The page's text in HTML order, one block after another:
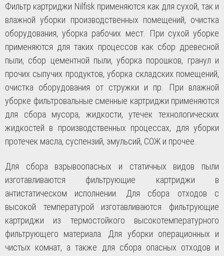
Фильтр картриджи Nilfisk применяются как для сухой, так и
влажной уборки производственных помещений, очистка
оборудования, уборка рабочих мест. При сухой уборке
применяются для таких процессов как сбор древесной
пыли, сбор цементной пыли, уборка порошков, гранул и
прочих сыпучих продуктов, уборка складских помещений,
очистка оборудования от стружки и пр. При влажной
уборке фильтровальные сменные картриджи применяются
для сбора мусора, жидкости, утечек технологических
жидкостей в производственных процессах, для уборки
протечек масла, суспензий, эмульсий, СОЖ и прочее.
Для сбора взрывоопасных и статичных видов пыли
изготавливаются фильтрующие картриджи в
антистатическом исполнении. Для сбора отходов с
высокой температурой изготавливаются фильтрующие
картриджи из термостойкого высокотемпературного
фильтрующего материала. Для уборки операционных и
чистых комнат, а также для сбора опасных отходов и